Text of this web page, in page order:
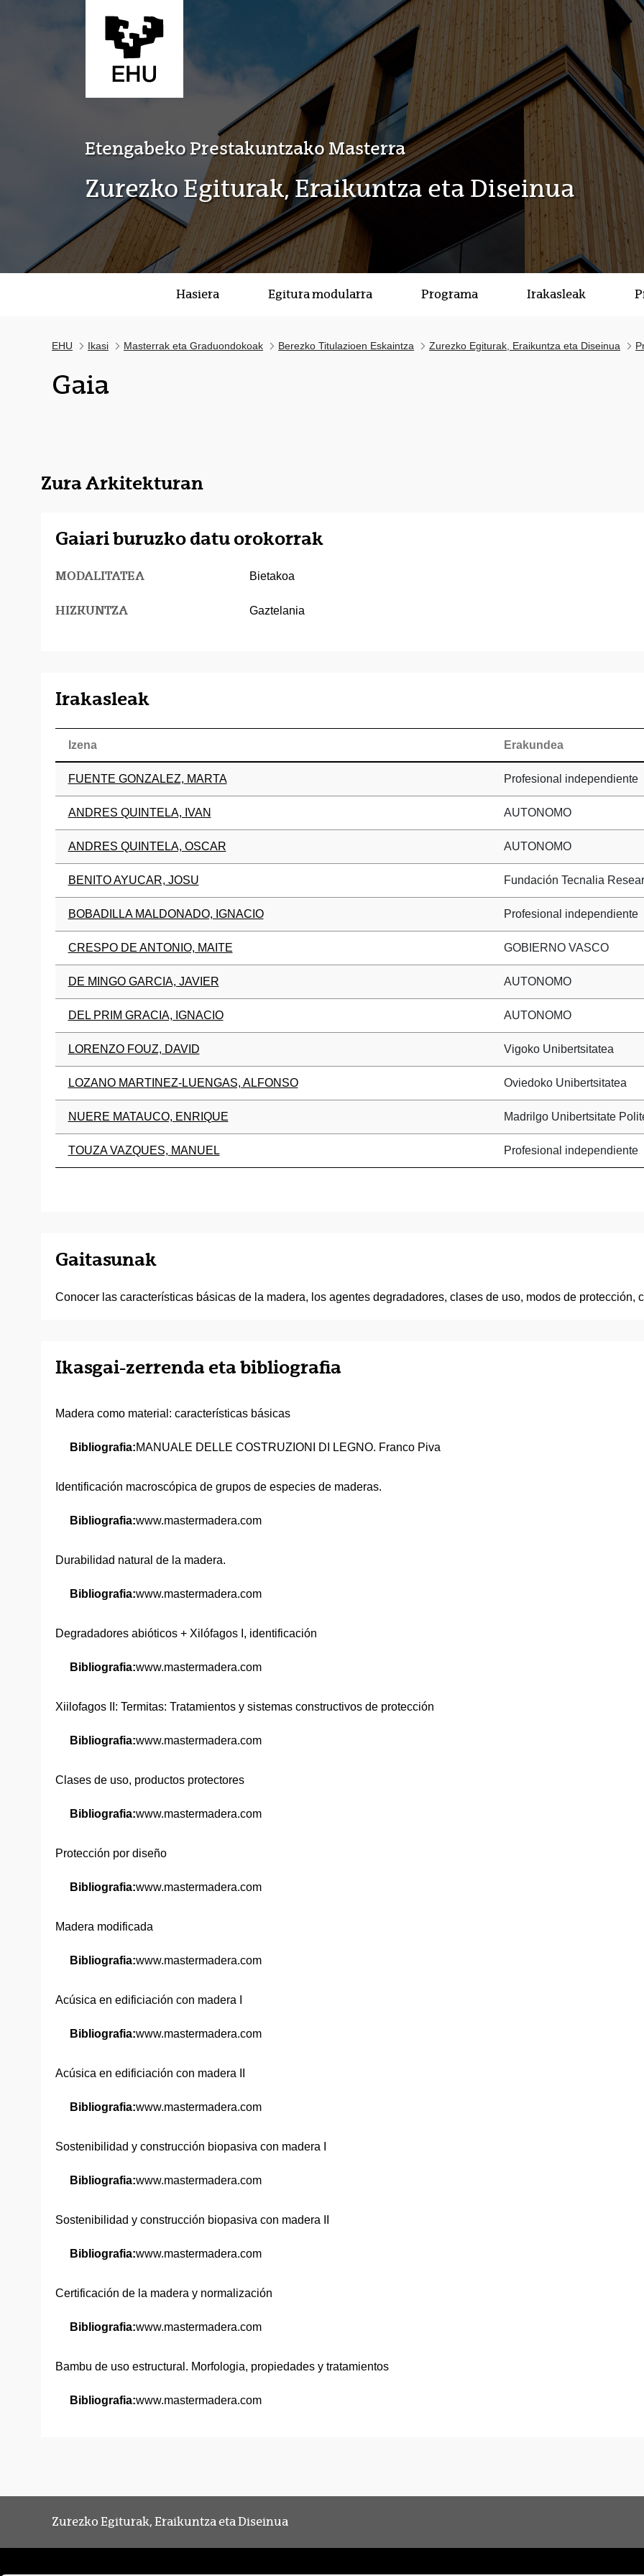
Etengabeko Prestakuntzako Masterra
Zurezko Egiturak, Eraikuntza eta Diseinua
Hasiera Egitura modularra Programa Irakasleak
EHU Ikasi Masterrak eta Graduondokoak Berezko Titulazioen Eskaintza Zurezko Egiturak, Eraikuntza eta Diseinua
Gaia
Zura Arkitekturan
Gaiari buruzko datu orokorrak
MODALITATEA Bietakoa
HIZKUNTZA Gaztelania
Irakasleak
Izena Erakundea
FUENTE GONZALEZ, MARTA Profesional independiente
ANDRES QUINTELA, IVAN AUTONOMO
ANDRES QUINTELA, OSCAR AUTONOMO
BENITO AYUCAR, JOSU Fundación Tecnalia
BOBADILLA MALDONADO, IGNACIO Profesional independiente
CRESPO DE ANTONIO, MAITE GOBIERNO VASCO
DE MINGO GARCIA, JAVIER AUTONOMO
DEL PRIM GRACIA, IGNACIO AUTONOMO
LORENZO FOUZ, DAVID Vigoko Unibertsitatea
LOZANO MARTINEZ-LUENGAS, ALFONSO Oviedoko Unibertsitatea
NUERE MATAUCO, ENRIQUE Madrilgo Unibertsitate
TOUZA VAZQUES, MANUEL Profesional independiente
Gaitasunak
Conocer las características básicas de la madera, los agentes degradadores, clases de uso, modos de protección,
Ikasgai-zerrenda eta bibliografia
Madera como material: características básicas
Bibliografia:MANUALE DELLE COSTRUZIONI DI LEGNO. Franco Piva
Identificación macroscópica de grupos de especies de maderas.
Bibliografia:www.mastermadera.com
Durabilidad natural de la madera.
Bibliografia:www.mastermadera.com
Degradadores abióticos + Xilófagos I, identificación
Bibliografia:www.mastermadera.com
Xiilofagos II: Termitas: Tratamientos y sistemas constructivos de protección
Bibliografia:www.mastermadera.com
Clases de uso, productos protectores
Bibliografia:www.mastermadera.com
Protección por diseño
Bibliografia:www.mastermadera.com
Madera modificada
Bibliografia:www.mastermadera.com
Acúsica en edificiación con madera I
Bibliografia:www.mastermadera.com
Acúsica en edificiación con madera II
Bibliografia:www.mastermadera.com
Sostenibilidad y construcción biopasiva con madera I
Bibliografia:www.mastermadera.com
Sostenibilidad y construcción biopasiva con madera II
Bibliografia:www.mastermadera.com
Certificación de la madera y normalización
Bibliografia:www.mastermadera.com
Bambu de uso estructural. Morfologia, propiedades y tratamientos
Bibliografia:www.mastermadera.com
Zurezko Egiturak, Eraikuntza eta Diseinua